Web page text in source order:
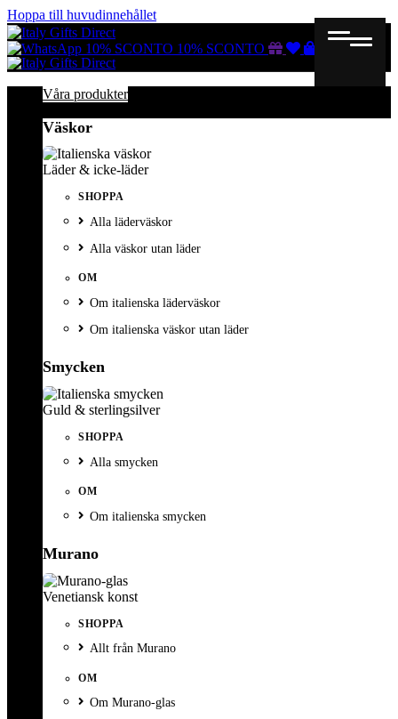
Hoppa till huvudinnehållet
10% SCONTO 10% SCONTO Gutscheine
Wunschliste
Warenkorb
Våra produkter
Väskor
Läder & icke-läder
SHOPPA
Alla läderväskor
Alla väskor utan läder
OM
Om italienska läderväskor
Om italienska väskor utan läder
Smycken
Guld & sterlingsilver
SHOPPA
Alla smycken
OM
Om italienska smycken
Murano
Venetiansk konst
SHOPPA
Allt från Murano
OM
Om Murano-glas